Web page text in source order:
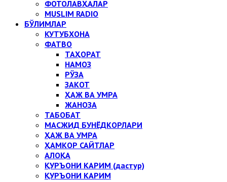
ФОТОЛАВҲАЛАР
MUSLIM RADIO
БЎЛИМЛАР
КУТУБХОНА
ФАТВО
ТАҲОРАТ
НАМОЗ
РЎЗА
ЗАКОТ
ҲАЖ ВА УМРА
ЖАНОЗА
ТАБОБАТ
МАСЖИД БУНЁДКОРЛАРИ
ҲАЖ ВА УМРА
ҲАМКОР САЙТЛАР
АЛОҚА
ҚУРЪОНИ КАРИМ (дастур)
ҚУРЪОНИ КАРИМ